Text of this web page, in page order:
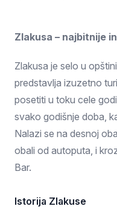
Zlakusa – najbitnije
Zlakusa je selo u
predstavlja izuzetno
posetiti u toku cele
svako godišnje doba,
Nalazi se na desnoj
obali od autoputa, i
Bar.
Istorija Zlakuse